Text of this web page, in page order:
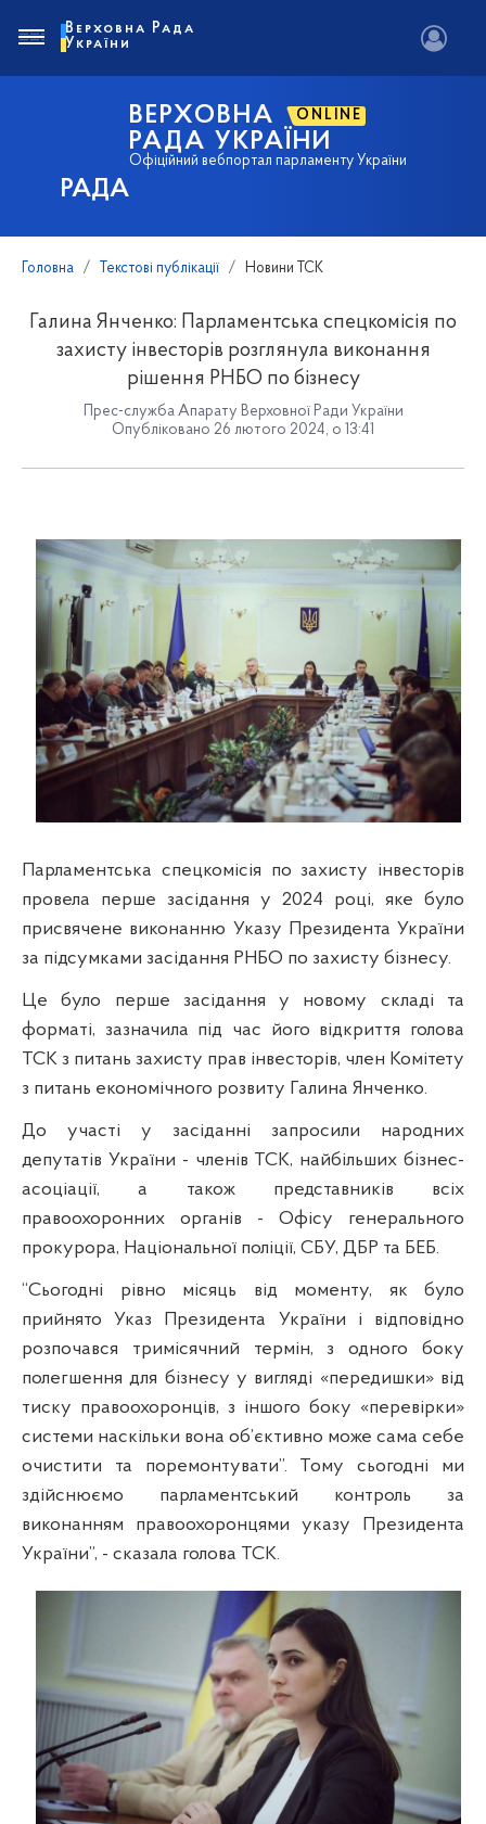
РАДА
ВЕРХОВНА ONLINE
РАДА УКРАЇНИ
Офіційний вебпортал парламенту України
Верховна Рада
України
Головна Текстові публікації Новини ТСК
Галина Янченко: Парламентська спецкомісія по
захисту інвесторів розглянула виконання
рішення РНБО по бізнесу
Прес-служба Апарату Верховної Ради України
Опубліковано 26 лютого 2024, о 13:41
Парламентська спецкомісія по захисту інвесторів
провела перше засідання у 2024 році, яке було
присвячене виконанню Указу Президента України
за підсумками засідання РНБО по захисту бізнесу.
Це було перше засідання у новому складі та
форматі, зазначила під час його відкриття голова
ТСК з питань захисту прав інвесторів, член Комітету
з питань економічного розвиту Галина Янченко.
До участі у засіданні запросили народних
депутатів України - членів ТСК, найбільших бізнес-
асоціації, а також представників всіх
правоохоронних органів - Офісу генерального
прокурора, Національної поліції, СБУ, ДБР та БЕБ.
“Сьогодні рівно місяць від моменту, як було
прийнято Указ Президента України і відповідно
розпочався тримісячний термін, з одного боку
полегшення для бізнесу у вигляді «передишки» від
тиску правоохоронців, з іншого боку «перевірки»
системи наскільки вона об’єктивно може сама себе
очистити та поремонтувати”. Тому сьогодні ми
здійснюємо парламентський контроль за
виконанням правоохоронцями указу Президента
України”, - сказала голова ТСК.